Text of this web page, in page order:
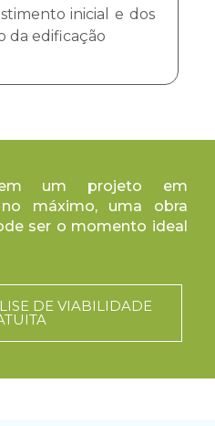
inicial e dos
da edificação
um projeto em
máximo, uma obra
ser o momento ideal
DE VIABILIDADE